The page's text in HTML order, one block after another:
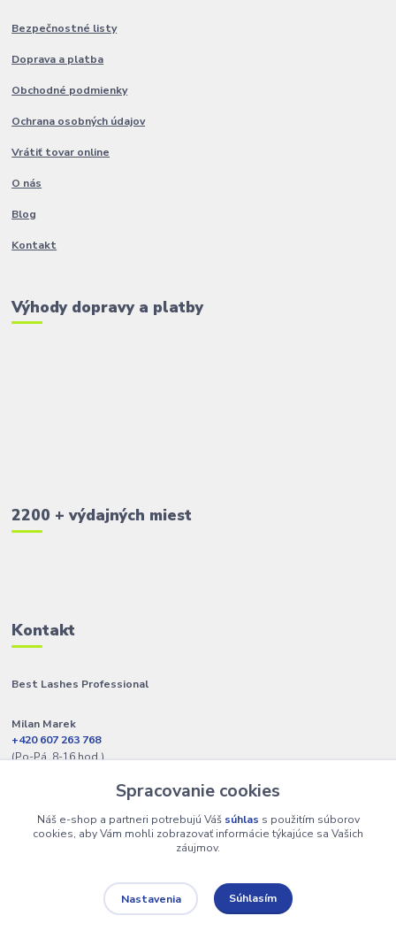
Bezpečnostné listy
Doprava a platba
Obchodné podmienky
Ochrana osobných údajov
Vrátiť tovar online
O nás
Blog
Kontakt
Výhody dopravy a platby
2200 + výdajných miest
Kontakt
Best Lashes Professional
Milan Marek
+420 607 263 768
(Po-Pá, 8-16 hod.)
info@best-lashes.sk
Copyright © 2009 - 2025 Best Lashes Professional • Na UX & Web
Spracovanie cookies
Náš e-shop a partneri potrebujú Váš súhlas s použitím súborov
cookies, aby Vám mohli zobrazovať informácie týkajúce sa Vašich
záujmov.
Nastavenia Súhlasím